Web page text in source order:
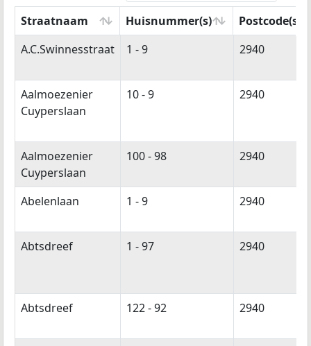
Straatnaam
Huisnummer(s)
Postcode(s)
Straatnaam
Huisnummer(s) Postcode(s)
A.C.Swinnesstraat 1 - 9 2940
Aalmoezenier
Cuyperslaan
10 - 9 2940
Aalmoezenier
Cuyperslaan
100 - 98 2940
Abelenlaan 1 - 9 2940
Abtsdreef 1 - 97 2940
Abtsdreef 122 - 92 2940